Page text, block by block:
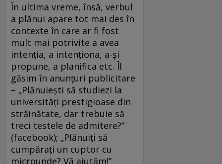
În ultima vreme, însă, verbul
a plănui apare tot mai des în
contexte în care ar fi fost
mult mai potrivite a avea
intenţia, a intenţiona, a-și
propune, a planifica etc. Îl
găsim în anunţuri publicitare
– „Plănuieşti să studiezi la
universităţi prestigioase din
străinătate, dar trebuie să
treci testele de admitere?”
(facebook); „Plănuiți să
cumpărați un cuptor cu
microunde? Vă ajutăm!”